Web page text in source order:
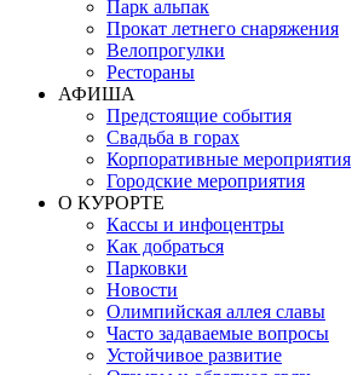
Парк альпак
Прокат летнего снаряжения
Велопрогулки
Рестораны
АФИША
Предстоящие события
Свадьба в горах
Корпоративные мероприятия
Городские мероприятия
О КУРОРТЕ
Кассы и инфоцентры
Как добраться
Парковки
Новости
Олимпийская аллея славы
Часто задаваемые вопросы
Устойчивое развитие